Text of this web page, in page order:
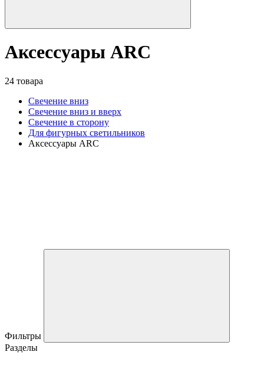
Аксессуары ARC
24 товара
Свечение вниз
Свечение вниз и вверх
Свечение в сторону
Для фигурных светильников
Аксессуары ARC
Фильтры
Разделы